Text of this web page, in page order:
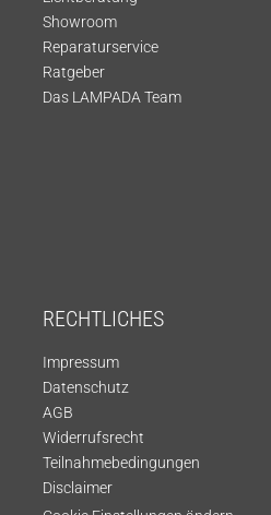
Showroom
Reparaturservice
Ratgeber
Das LAMPADA Team
RECHTLICHES
Impressum
Datenschutz
AGB
Widerrufsrecht
Teilnahmebedingungen
Disclaimer